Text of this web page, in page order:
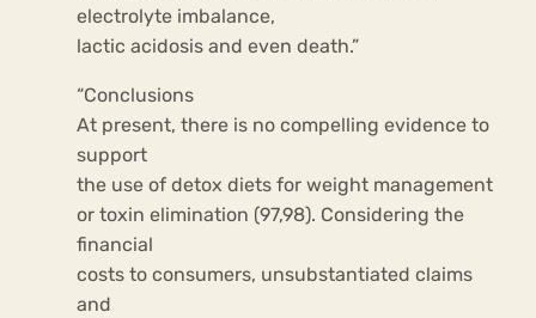
electrolyte imbalance,
lactic acidosis and even death.”
“Conclusions
At present, there is no compelling evidence to
support
the use of detox diets for weight management
or toxin elimination (97,98). Considering the
financial
costs to consumers, unsubstantiated claims
and